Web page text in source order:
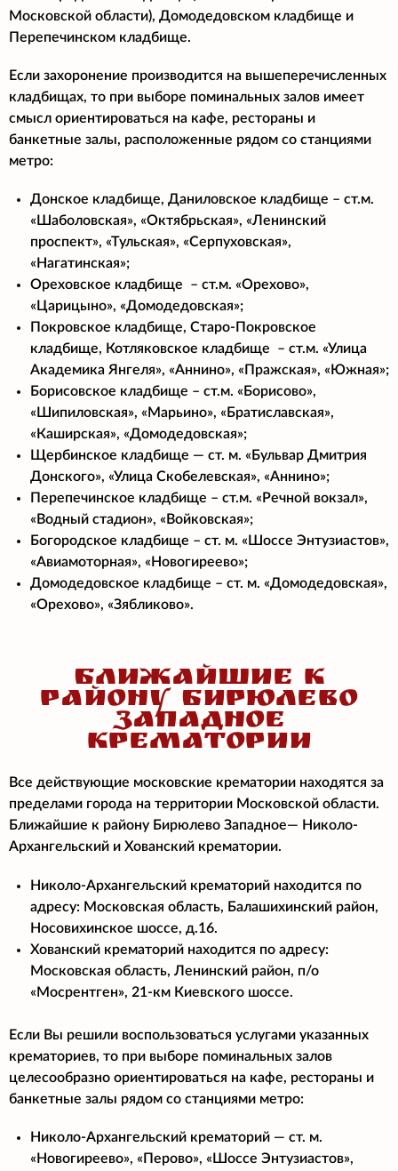
Московской области), Домодедовском кладбище и
Перепечинском кладбище.
Если захоронение производится на вышеперечисленных
кладбищах, то при выборе поминальных залов имеет
смысл ориентироваться на кафе, рестораны и
банкетные залы, расположенные рядом со станциями
метро:
Донское кладбище, Даниловское кладбище – ст.м.
«Шаболовская», «Октябрьская», «Ленинский
проспект», «Тульская», «Серпуховская»,
«Нагатинская»;
Ореховское кладбище – ст.м. «Орехово»,
«Царицыно», «Домодедовская»;
Покровское кладбище, Старо-Покровское
кладбище, Котляковское кладбище – ст.м. «Улица
Академика Янгеля», «Аннино», «Пражская», «Южная»;
Борисовское кладбище – ст.м. «Борисово»,
«Шипиловская», «Марьино», «Братиславская»,
«Каширская», «Домодедовская»;
Щербинское кладбище — ст. м. «Бульвар Дмитрия
Донского», «Улица Скобелевская», «Аннино»;
Перепечинское кладбище – ст.м. «Речной вокзал»,
«Водный стадион», «Войковская»;
Богородское кладбище – ст. м. «Шоссе Энтузиастов»,
«Авиамоторная», «Новогиреево»;
Домодедовское кладбище – ст. м. «Домодедовская»,
«Орехово», «Зябликово».
БЛИЖАЙШИЕ К
РАЙОНУ БИРЮЛЕВО
ЗАПАДНОЕ
КРЕМАТОРИИ
Все действующие московские крематории находятся за
пределами города на территории Московской области.
Ближайшие к району Бирюлево Западное— Николо-
Архангельский и Хованский крематории.
Николо-Архангельский крематорий находится по
адресу: Московская область, Балашихинский район,
Носовихинское шоссе, д.16.
Хованский крематорий находится по адресу:
Московская область, Ленинский район, п/о
«Мосрентген», 21-км Киевского шоссе.
Если Вы решили воспользоваться услугами указанных
крематориев, то при выборе поминальных залов
целесообразно ориентироваться на кафе, рестораны и
банкетные залы рядом со станциями метро:
Николо-Архангельский крематорий — ст. м.
«Новогиреево», «Перово», «Шоссе Энтузиастов»,